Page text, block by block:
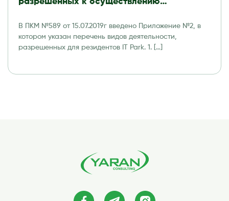
программных продуктов и
информационных технологий (IT Park)
В ПКМ №589 от 15.07.2019г введено Приложение №2, в
котором указан перечень видов деятельности,
разрешенных для резидентов IT Park. 1. […]